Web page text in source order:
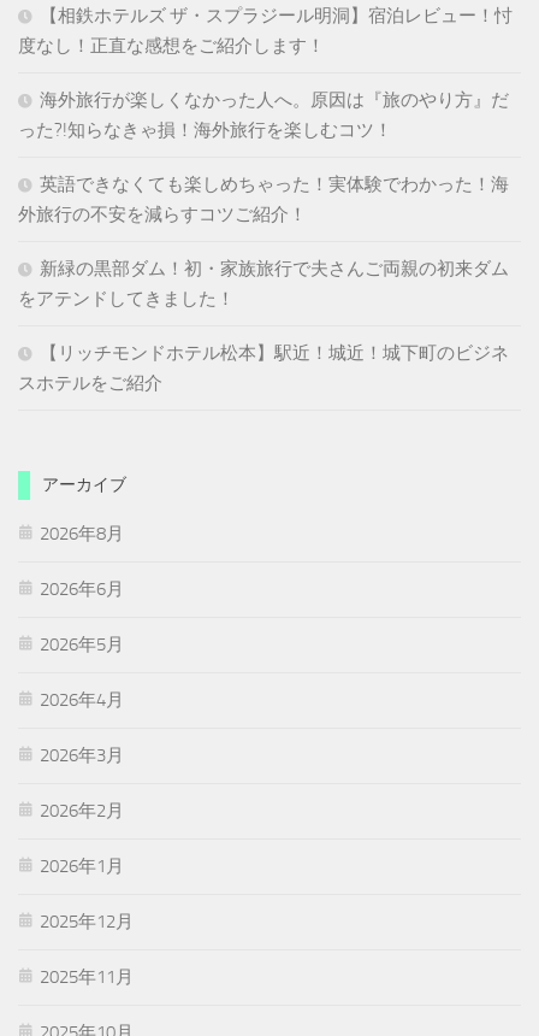
【相鉄ホテルズ ザ・スプラジール明洞】宿泊レビュー！忖
度なし！正直な感想をご紹介します！
海外旅行が楽しくなかった人へ。原因は『旅のやり方』だ
った?!知らなきゃ損！海外旅行を楽しむコツ！
英語できなくても楽しめちゃった！実体験でわかった！海
外旅行の不安を減らすコツご紹介！
新緑の黒部ダム！初・家族旅行で夫さんご両親の初来ダム
をアテンドしてきました！
【リッチモンドホテル松本】駅近！城近！城下町のビジネ
スホテルをご紹介
アーカイブ
2026年8月
2026年6月
2026年5月
2026年4月
2026年3月
2026年2月
2026年1月
2025年12月
2025年11月